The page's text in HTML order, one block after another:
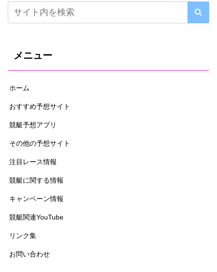
メニュー
ホーム
おすすめ予想サイト
競艇予想アプリ
その他の予想サイト
注目レース情報
競艇に関する情報
キャンペーン情報
競艇関連YouTube
リンク集
お問い合わせ